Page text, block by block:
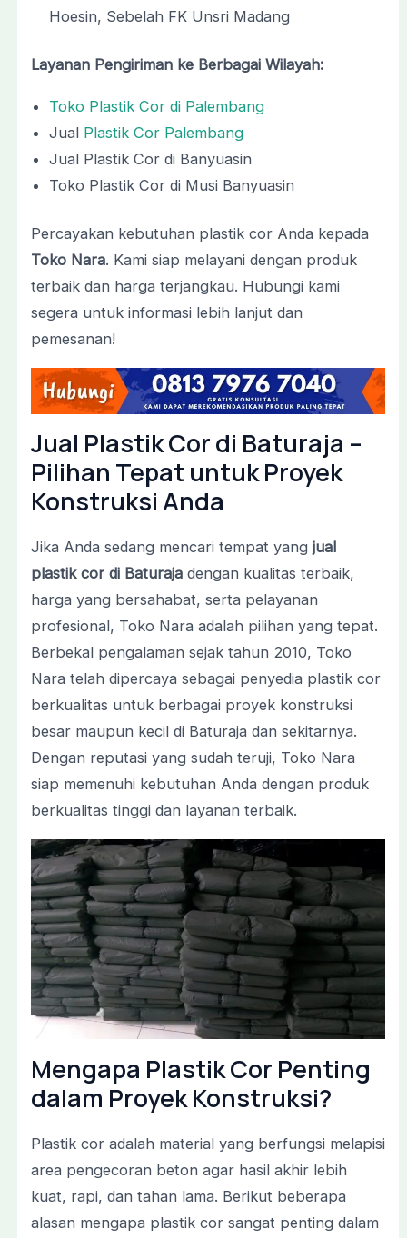
Hoesin, Sebelah FK Unsri Madang
Layanan Pengiriman ke Berbagai Wilayah:
Toko Plastik Cor di Palembang
Jual Plastik Cor Palembang
Jual Plastik Cor di Banyuasin
Toko Plastik Cor di Musi Banyuasin
Percayakan kebutuhan plastik cor Anda kepada
Toko Nara. Kami siap melayani dengan produk
terbaik dan harga terjangkau. Hubungi kami
segera untuk informasi lebih lanjut dan
pemesanan!
Jual Plastik Cor di Baturaja –
Pilihan Tepat untuk Proyek
Konstruksi Anda
Jika Anda sedang mencari tempat yang jual
plastik cor di Baturajadengan kualitas terbaik,
harga yang bersahabat, serta pelayanan
profesional, Toko Nara adalah pilihan yang tepat.
Berbekal pengalaman sejak tahun 2010, Toko
Nara telah dipercaya sebagai penyedia plastik cor
berkualitas untuk berbagai proyek konstruksi
besar maupun kecil di Baturaja dan sekitarnya.
Dengan reputasi yang sudah teruji, Toko Nara
siap memenuhi kebutuhan Anda dengan produk
berkualitas tinggi dan layanan terbaik.
Mengapa Plastik Cor Penting
dalam Proyek Konstruksi?
Plastik cor adalah material yang berfungsi melapisi
area pengecoran beton agar hasil akhir lebih
kuat, rapi, dan tahan lama. Berikut beberapa
alasan mengapa plastik cor sangat penting dalam